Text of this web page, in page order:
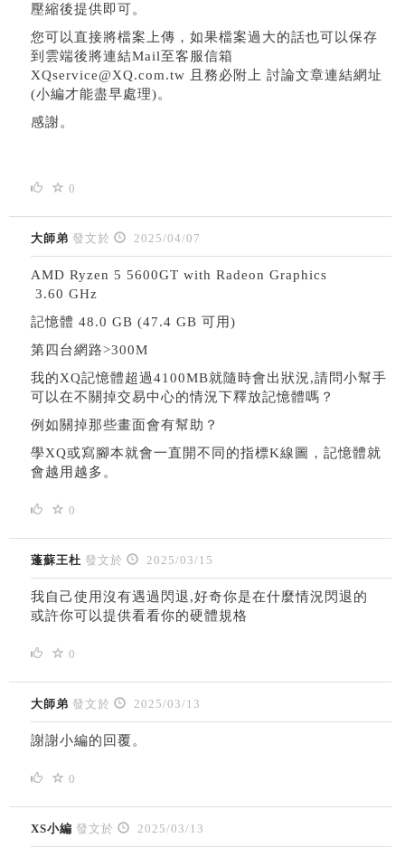
壓縮後提供即可。
您可以直接將檔案上傳，如果檔案過大的話也可以保存
到雲端後將連結Mail至客服信箱
XQservice@XQ.com.tw 且務必附上 討論文章連結網址
(小編才能盡早處理)。
感謝。
0
大師弟 發文於 2025/04/07
AMD Ryzen 5 5600GT with Radeon Graphics
3.60 GHz
記憶體 48.0 GB (47.4 GB 可用)
第四台網路>300M
我的XQ記憶體超過4100MB就隨時會出狀況,請問小幫手
可以在不關掉交易中心的情況下釋放記憶體嗎？
例如關掉那些畫面會有幫助？
學XQ或寫腳本就會一直開不同的指標K線圖，記憶體就
會越用越多。
0
蓬蘇王杜 發文於 2025/03/15
我自己使用沒有遇過閃退,好奇你是在什麼情況閃退的
或許你可以提供看看你的硬體規格
0
大師弟 發文於 2025/03/13
謝謝小編的回覆。
0
XS小編 發文於 2025/03/13